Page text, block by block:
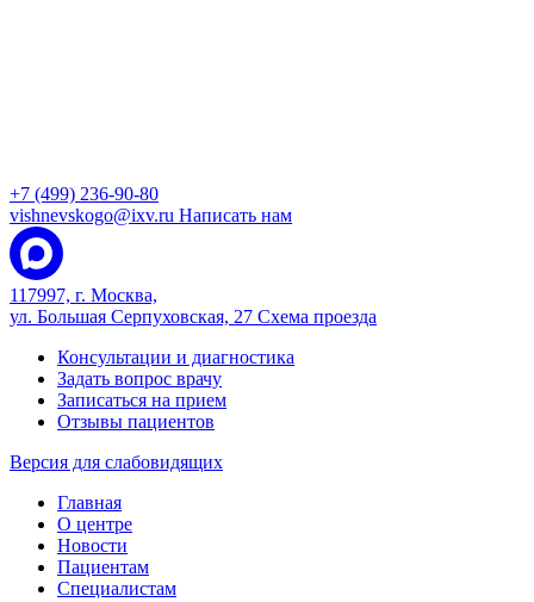
+7 (499) 236-90-80
vishnevskogo@ixv.ru Написать нам
117997, г. Москва,
ул. Большая Серпуховская, 27 Схема проезда
Консультации и диагностика
Задать вопрос врачу
Записаться на прием
Отзывы пациентов
Версия для слабовидящих
Главная
О центре
Новости
Пациентам
Специалистам